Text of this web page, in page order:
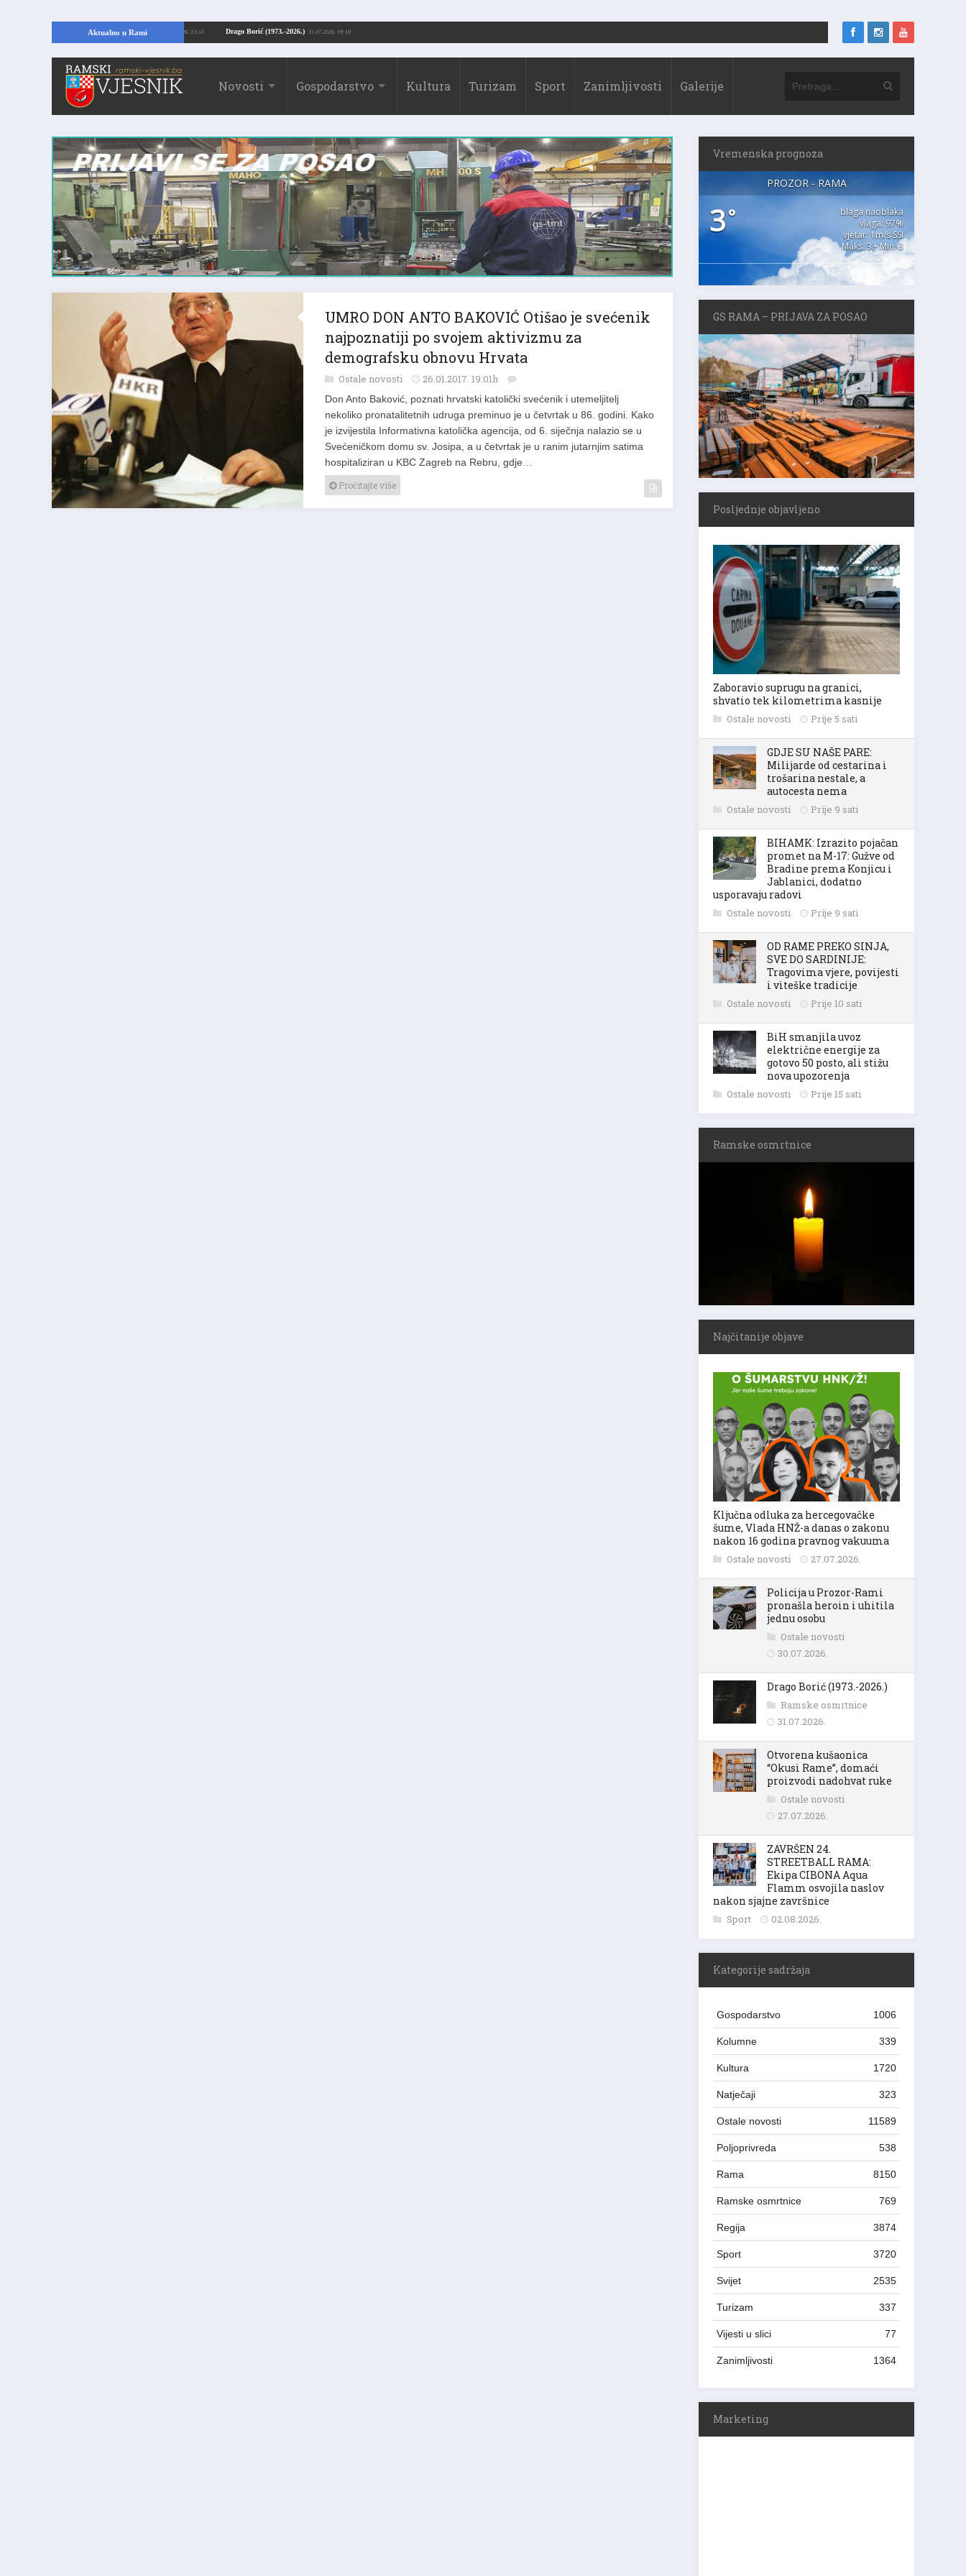
Aktualno u Rami Drago Borić (1973.-2026.) 31.07.2026. 19:10
temelje kuće, pronašao vrijedne arheološke ostatke 24.07.2026. 13:51
Novosti Gospodarstvo Kultura Turizam Sport Zanimljivosti Galerije
UMRO DON ANTO BAKOVIĆ Otišao je svećenik
najpoznatiji po svojem aktivizmu za
demografsku obnovu Hrvata
Ostale novosti 26.01.2017. 19:01h
Don Anto Baković, poznati hrvatski katolički svećenik i utemeljitelj
nekoliko pronatalitetnih udruga preminuo je u četvrtak u 86. godini. Kako
je izvijestila Informativna katolička agencija, od 6. siječnja nalazio se u
Svećeničkom domu sv. Josipa, a u četvrtak je u ranim jutarnjim satima
hospitaliziran u KBC Zagreb na Rebru, gdje…
Pročitajte više
Vremenska prognoza
PROZOR - RAMA
3°
blaga naoblaka
vlaga: 97%
vjetar: 1m/s SSI
Maks. 3 • Min. 3
GS RAMA – PRIJAVA ZA POSAO
Posljednje objavljeno
Zaboravio suprugu na granici,
shvatio tek kilometrima kasnije
Ostale novosti Prije 5 sati
GDJE SU NAŠE PARE:
Milijarde od cestarina i
trošarina nestale, a
autocesta nema
Ostale novosti Prije 9 sati
BIHAMK: Izrazito pojačan
promet na M-17: Gužve od
Bradine prema Konjicu i
Jablanici, dodatno
usporavaju radovi
Ostale novosti Prije 9 sati
OD RAME PREKO SINJA,
SVE DO SARDINIJE:
Tragovima vjere, povijesti
i viteške tradicije
Ostale novosti Prije 10 sati
BiH smanjila uvoz
električne energije za
gotovo 50 posto, ali stižu
nova upozorenja
Ostale novosti Prije 15 sati
Ramske osmrtnice
Najčitanije objave
Ključna odluka za hercegovačke
šume, Vlada HNŽ-a danas o zakonu
nakon 16 godina pravnog vakuuma
Ostale novosti 27.07.2026.
Policija u Prozor-Rami
pronašla heroin i uhitila
jednu osobu
Ostale novosti
30.07.2026.
Drago Borić (1973.-2026.)
Ramske osmrtnice
31.07.2026.
Otvorena kušaonica
“Okusi Rame”, domaći
proizvodi nadohvat ruke
Ostale novosti
27.07.2026.
ZAVRŠEN 24.
STREETBALL RAMA:
Ekipa CIBONA Aqua
Flamm osvojila naslov
nakon sjajne završnice
Sport 02.08.2026.
Kategorije sadržaja
Gospodarstvo 1006
Kolumne 339
Kultura 1720
Natječaji 323
Ostale novosti 11589
Poljoprivreda 538
Rama 8150
Ramske osmrtnice 769
Regija 3874
Sport 3720
Svijet 2535
Turizam 337
Vijesti u slici 77
Zanimljivosti 1364
Marketing